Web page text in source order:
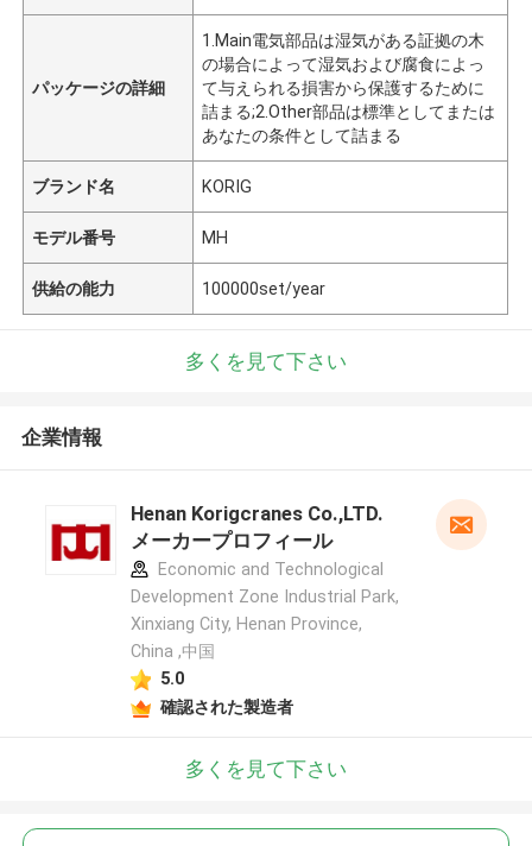
パッケージの詳細
1.Main電気部品は湿気がある証拠の木
の場合によって湿気および腐食によっ
て与えられる損害から保護するために
詰まる;2.Other部品は標準としてまたは
あなたの条件として詰まる
ブランド名 KORIG
モデル番号 MH
供給の能力 100000set/year
多くを見て下さい
企業情報
Henan Korigcranes Co.,LTD.
メーカープロフィール
Economic and Technological
Development Zone Industrial Park,
Xinxiang City, Henan Province,
China ,中国
5.0
確認された製造者
多くを見て下さい